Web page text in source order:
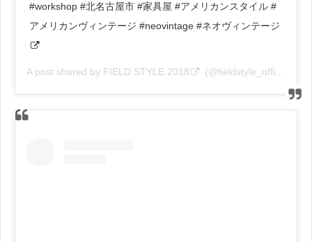
#workshop #北名古屋市 #家具屋 #アメリカンスタイル #
アメリカンヴィンテージ #neovintage #ネオヴィンテージ
A post shared by FIELD STYLE 2018 (@fieldstyle_official) on